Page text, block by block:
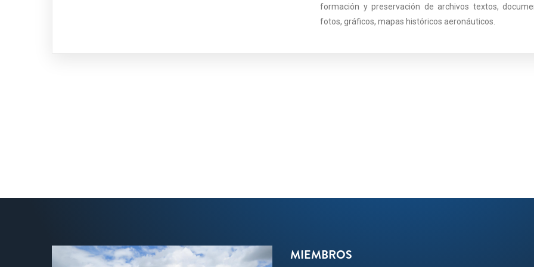
formación y preservación de archivos textos,
fotos, gráficos, mapas históricos aeronáuticos.
MIEMBROS